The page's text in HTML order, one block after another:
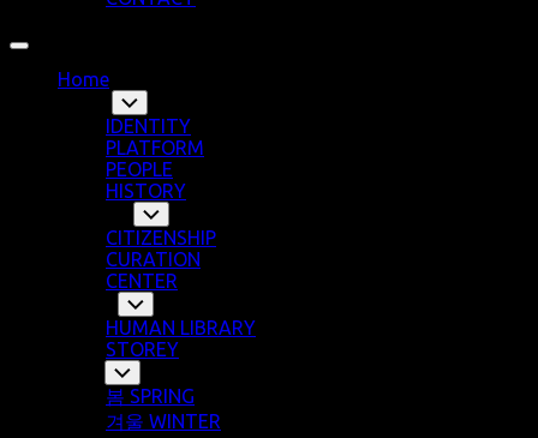
Expand
Home
Toggle
Child
Menu
IDENTITY
PLATFORM
PEOPLE
HISTORY
Toggle
Child
Menu
CITIZENSHIP
CURATION
CENTER
Toggle
Child
Menu
HUMAN LIBRARY
STOREY
Toggle
Child
Menu
봄 SPRING
겨울 WINTER